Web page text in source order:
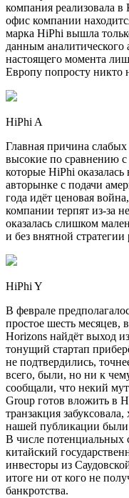
компания реализовала
офис компании
марка HiPhi вышла
данным аналитического
настоящего момента
Европу попросту никто
HiPhi A
Главная причина
высокие по сравнению
которые HiPhi
авторынке с подачи
года идёт ценовая
компании терпят из-за
оказалась слишком
и без внятной
HiPhi Y
В феврале
простое шесть месяцев,
Horizons найдёт выход
тонущий стартап
не подтвердились,
всего, были, но ни к
сообщали, что некий
Group готов вложить в
транзакция
нашей публикации были
В числе потенциальных
китайский
инвесторы из
итоге ни от кого не
банкротства.